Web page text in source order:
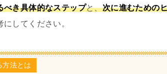
べき具体的なステップと、次に進むための
してください。
方法とは